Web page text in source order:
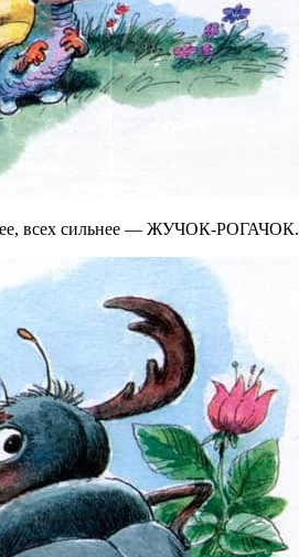
всех сильнее — ЖУЧОК-РОГАЧОК.